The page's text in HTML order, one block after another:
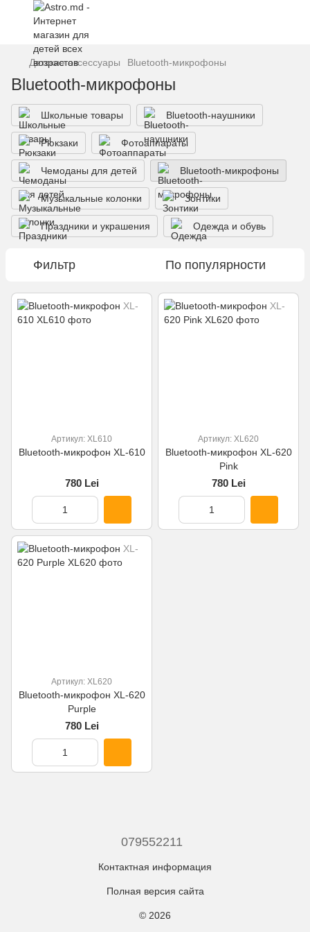
Детские аксессуары Bluetooth-микрофоны
Bluetooth-микрофоны
Школьные товары Bluetooth-наушники
Рюкзаки Фотоаппараты
Чемоданы для детей Bluetooth-микрофоны
Музыкальные колонки Зонтики
Праздники и украшения Одежда и обувь
Фильтр По популярности
Артикул: XL610
Bluetooth-микрофон XL-610
780 Lei
Артикул: XL620
Bluetooth-микрофон XL-620
Pink
780 Lei
Артикул: XL620
Bluetooth-микрофон XL-620
Purple
780 Lei
079552211
Контактная информация
Полная версия сайта
© 2026